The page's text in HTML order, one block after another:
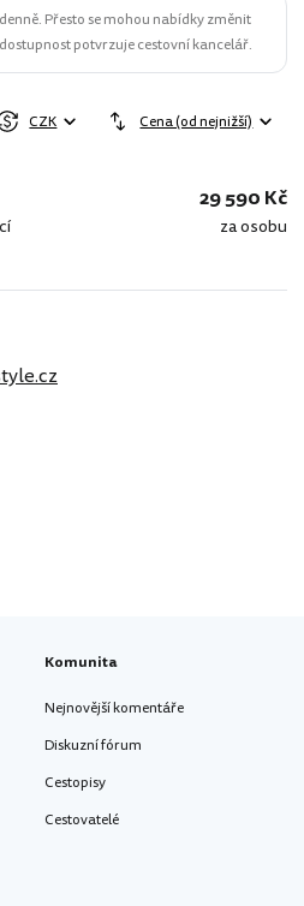
Přesto se mohou nabídky změnit
potvrzuje cestovní kancelář.
CZK Cena (od nejnižší)
29 590 Kč
za osobu
Komunita
Nejnovější komentáře
Diskuzní fórum
Cestopisy
Cestovatelé